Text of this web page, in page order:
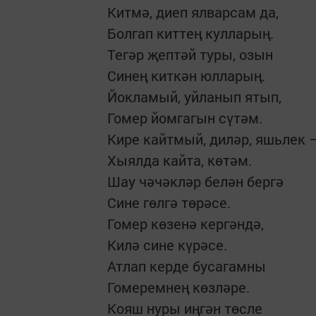
Китмә, диеп ялварсам да,
Болгап киттең кулларың.
Тегәр җептәй туры, озын
Синең киткән юлларың.
Йокламый, уйланып ятып,
Гомер йомгагын сүтәм.
Кире кайтмый, диләр, яшьлек
Хыялда кайта, көтәм.
Шау чәчәкләр белән бергә
Сине гөлгә төрәсе.
Гомер көзенә кергәндә,
Килә сине күрәсе.
Атлап керде бусагамны
Гомеремнең көзләре.
Кояш нуры иңгән төсле